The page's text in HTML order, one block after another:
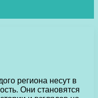
региона несут в
Они становятся